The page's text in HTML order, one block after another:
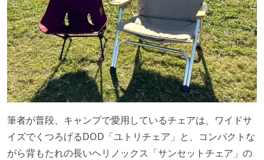
筆者が普段、キャンプで愛用しているチェアは、ワイドサ
イズでくつろげるDOD「ユトリチェア」と、コンパクトな
がら背もたれの長いヘリノックス「サンセットチェア」の